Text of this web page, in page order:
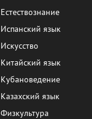
Естествознание
Испанский язык
Искусство
Китайский язык
Кубановедение
Казахский язык
Физкультура